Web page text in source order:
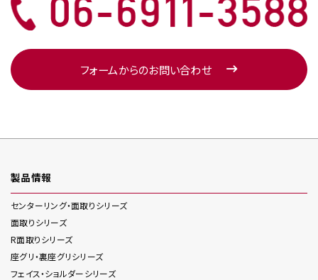
フォームからのお問い合わせ
製品情報
センターリング・面取りシリーズ
面取りシリーズ
R面取りシリーズ
座グリ・裏座グリシリーズ
フェイス・ショルダーシリーズ